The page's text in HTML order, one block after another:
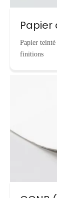
Papier
Papier teinté
finitions